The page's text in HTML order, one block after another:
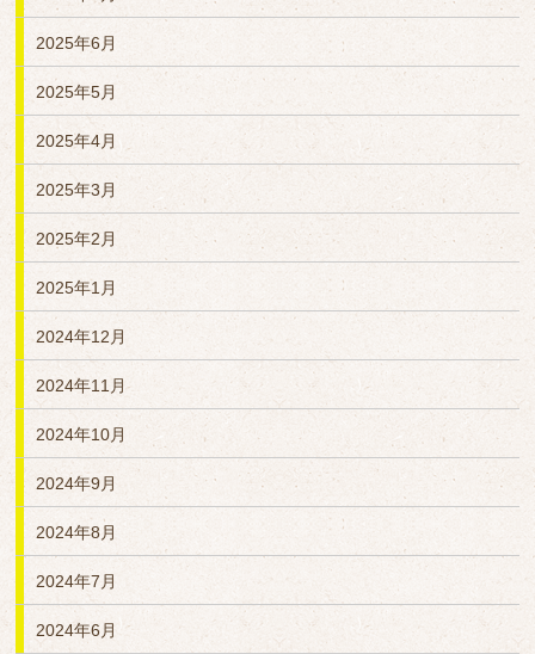
2025年6月
2025年5月
2025年4月
2025年3月
2025年2月
2025年1月
2024年12月
2024年11月
2024年10月
2024年9月
2024年8月
2024年7月
2024年6月